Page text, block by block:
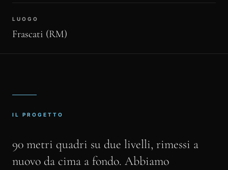
LUOGO
Frascati (RM)
IL PROGETTO
90 metri quadri su due livelli, rimessi a
nuovo da cima a fondo. Abbiamo